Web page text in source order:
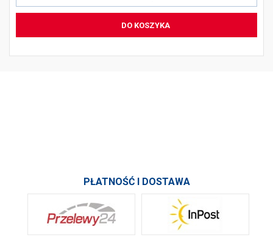
DO KOSZYKA
PŁATNOŚĆ I DOSTAWA